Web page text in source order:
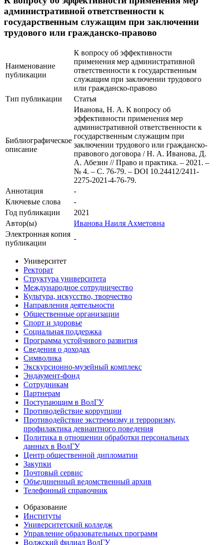
административной ответственности к
государственным служащим при заключении
трудового или гражданско-правово
Наименование
публикации
К вопросу об эффективности
применения мер административной
ответственности к государственным
служащим при заключении трудового
или гражданско-правово
Тип публикации
Статья
Библиографическое
описание
Иванова, Н. А. К вопросу об
эффективности применения мер
административной ответственности к
государственным служащим при
заключении трудового или гражданско-
правового договора / Н. А. Иванова, Д.
А. Абезин // Право и практика. – 2021. –
№ 4. – С. 76-79. – DOI 10.24412/2411-
2275-2021-4-76-79.
Аннотация
-
Ключевые cлова
-
Год публикации
2021
Автор(ы)
Иванова Наиля Ахметовна
Электронная копия
публикации
-
Университет
Ректорат
Структура университета
Международное сотрудничество
Культура, искусство, творчество
Направления деятельности
Общественные организации
Спорт и здоровье
Социальная поддержка
Программа устойчивого развития
Сведения о доходах
Символика
Экскурсионно-музейный комплекс
Эндаумент-фонд
Сотрудникам
Партнерам
Поступающим в ВолГУ
Противодействие коррупции
Противодействие экстремизму и терроризму,
профилактика девиантного поведения
Политика в отношении обработки персональных
данных в ВолГУ
Центр общественной дипломатии
Закупки
Почтовый сервис
Объединенный ведомственный архив
Телефонный справочник
Образование
Институты
Университетский колледж
Управление образовательных программ
Волжский филиал ВолГУ